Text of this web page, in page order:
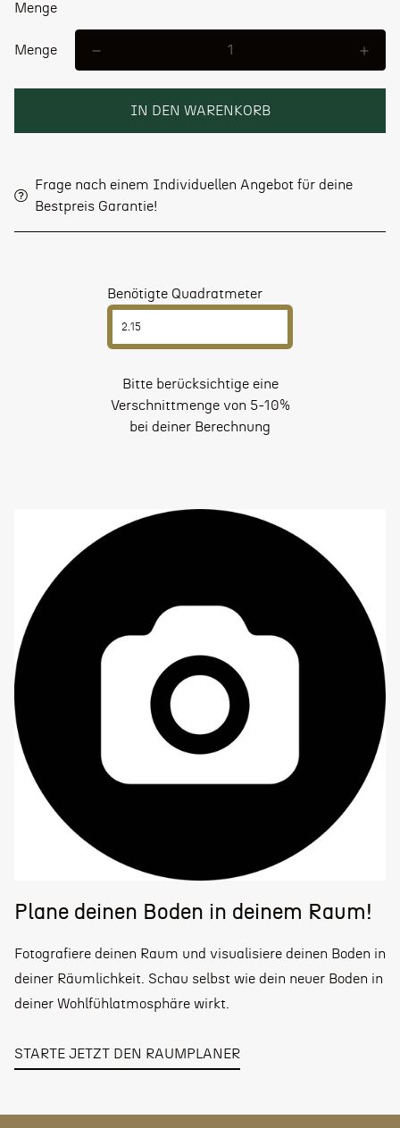
Menge
Menge
IN DEN WARENKORB
Frage nach einem Individuellen Angebot für deine
Bestpreis Garantie!
Benötigte Quadratmeter
Bitte berücksichtige eine
Verschnittmenge von 5-10%
bei deiner Berechnung
Plane deinen Boden in deinem Raum!
Fotografiere deinen Raum und visualisiere deinen Boden in
deiner Räumlichkeit. Schau selbst wie dein neuer Boden in
deiner Wohlfühlatmosphäre wirkt.
STARTE JETZT DEN RAUMPLANER